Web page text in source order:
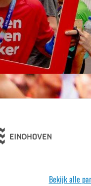
Bekijk alle